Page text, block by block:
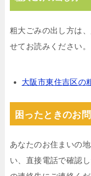
粗大ごみの出し方は
せてお読みください。
大阪市東住吉区の
困ったときのお
あなたのお住まいの
い、直接電話で確認